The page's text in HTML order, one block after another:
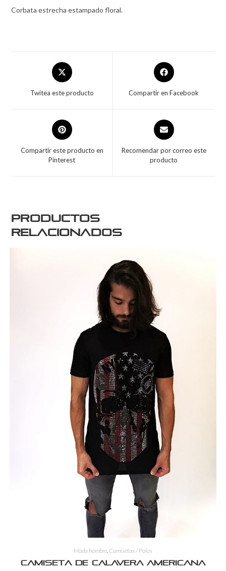
Corbata estrecha estampado floral.
Twitea este producto Compartir en Facebook
Compartir este producto en
Pinterest
Recomendar por correo este
producto
Productos
relacionados
Moda hombre, Camisetas / Polos
Camiseta de calavera americana